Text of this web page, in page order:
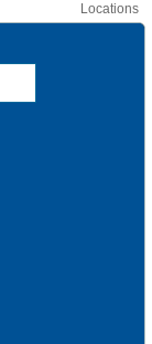
Locations